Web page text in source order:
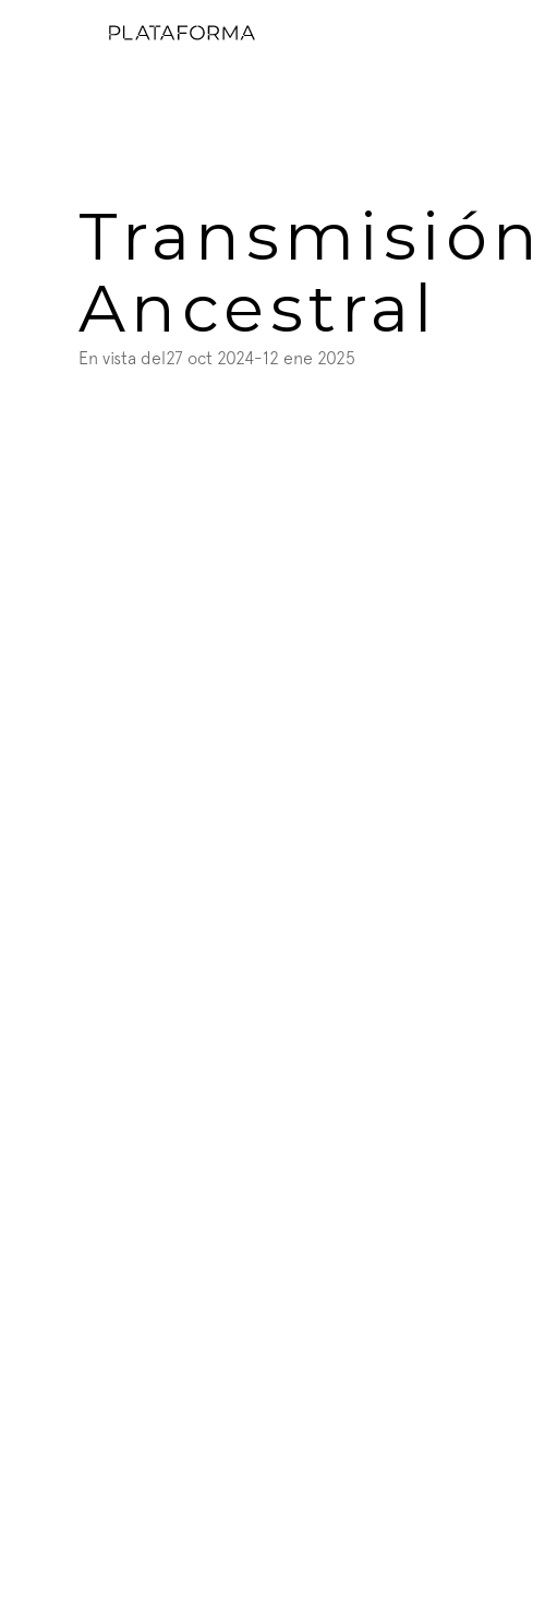
Transmisión
Ancestral
En vista del27 oct 2024-12 ene 2025